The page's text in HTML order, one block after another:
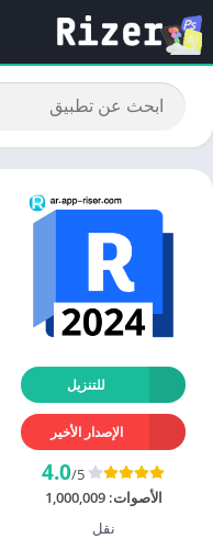
للتنزيل
الإصدار الأخير
4.0/5
الأصوات:1,000,009
نقل